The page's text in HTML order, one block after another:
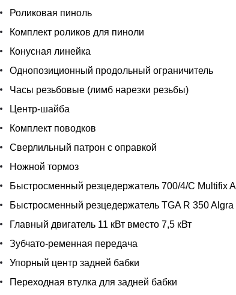
Роликовая пиноль
Комплект роликов для пиноли
Конусная линейка
Однопозиционный продольный ограничитель
Часы резьбовые (лимб нарезки резьбы)
Центр-шайба
Комплект поводков
Сверлильный патрон с оправкой
Ножной тормоз
Быстросменный резцедержатель 700/4/С Multifix
Быстросменный резцедержатель TGA R 350 Algra
Главный двигатель 11 кВт вместо 7,5 кВт
Зубчато-ременная передача
Упорный центр задней бабки
Переходная втулка для задней бабки